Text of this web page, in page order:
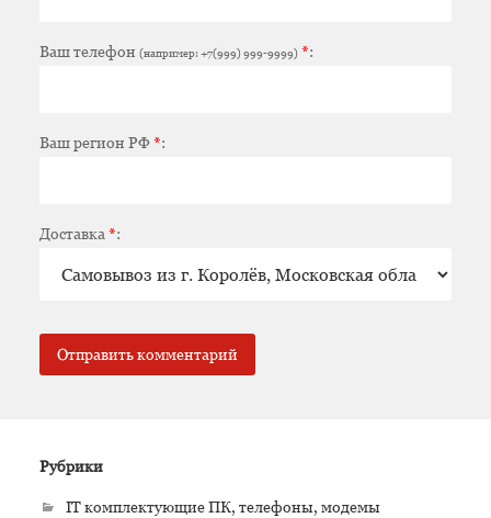
Ваш телефон (например: +7(999) 999-9999) *:
Ваш регион РФ*:
Доставка *:
Рубрики
IT комплектующие ПК, телефоны, модемы